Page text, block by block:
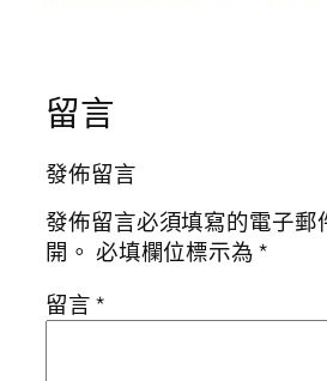
留言
發佈留言
發佈留言必須填寫的電子郵
開。 必填欄位標示為*
留言*